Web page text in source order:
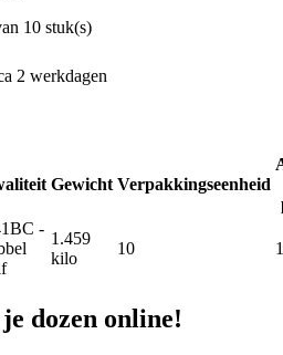
10 stuk(s)
2 werkdagen
Gewicht Verpakkingseenheid
-
1.459
kilo
10
dozen online!